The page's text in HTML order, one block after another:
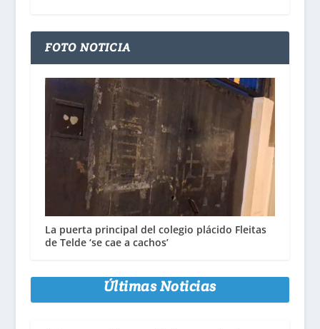
FOTO NOTICIA
La puerta principal del colegio plácido Fleitas
de Telde ‘se cae a cachos’
Últimas Noticias